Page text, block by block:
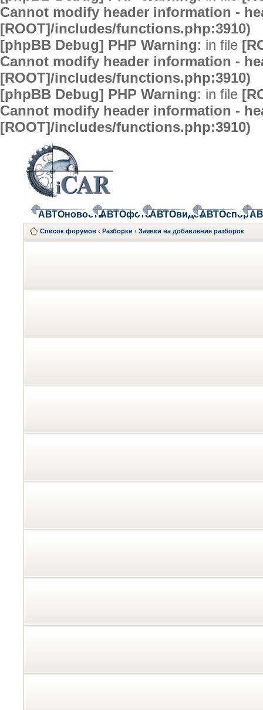
Cannot modify header information -
[ROOT]/includes/functions.php:3910)
[phpBB Debug] PHP Warning: in file
Cannot modify header information -
[ROOT]/includes/functions.php:3910)
[phpBB Debug] PHP Warning: in file
Cannot modify header information -
[ROOT]/includes/functions.php:3910)
АВТОновостиАВТОфотоАВТОвидеоАВТОспорт
Список форумов ‹ Разборки ‹ Заявки на добавление разборок